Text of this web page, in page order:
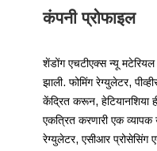
कंपनी प्रोफाइल
शेंडोंग एचटीएक्स न्यू मटेरियल
झाली. फोमिंग रेग्युलेटर,
केंद्रित करून, हेटियानशिया
एकत्रित करणारी एक
रेग्युलेटर, एसीआर